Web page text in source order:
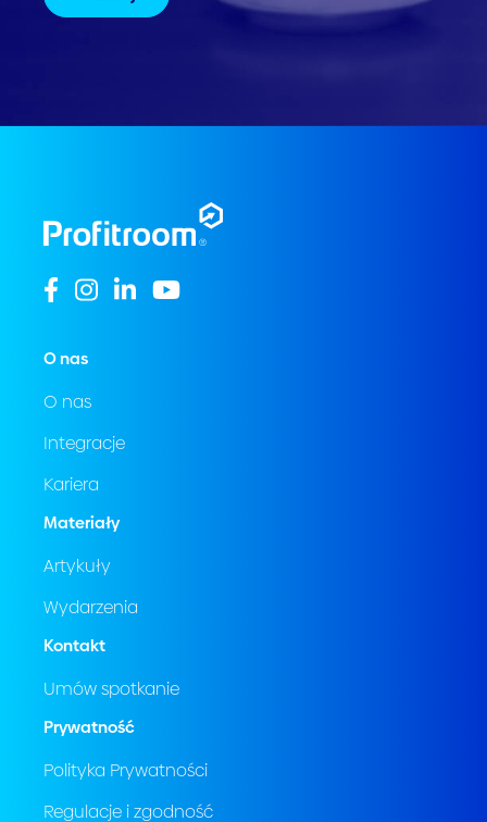
O nas
O nas
Integracje
Kariera
Materiały
Artykuły
Wydarzenia
Kontakt
Umów spotkanie
Prywatność
Polityka Prywatności
Regulacje i zgodność